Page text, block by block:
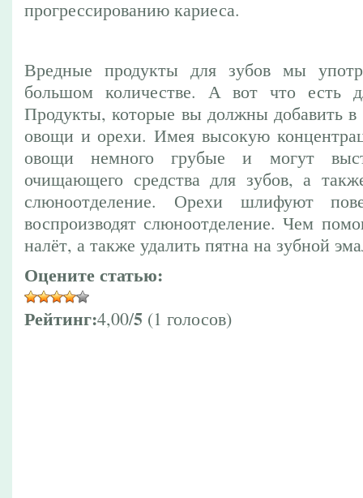
прогрессированию кариеса.
Вредные продукты для зубов мы
большом количестве. А вот что есть
Продукты, которые вы должны добавить
овощи и орехи. Имея высокую
овощи немного грубые и могут
очищающего средства для зубов, а
слюноотделение. Орехи шлифуют
воспроизводят слюноотделение. Чем
налёт, а также удалить пятна на зубной
Оцените статью:
Рейтинг:4,00/5 (1 голосов)